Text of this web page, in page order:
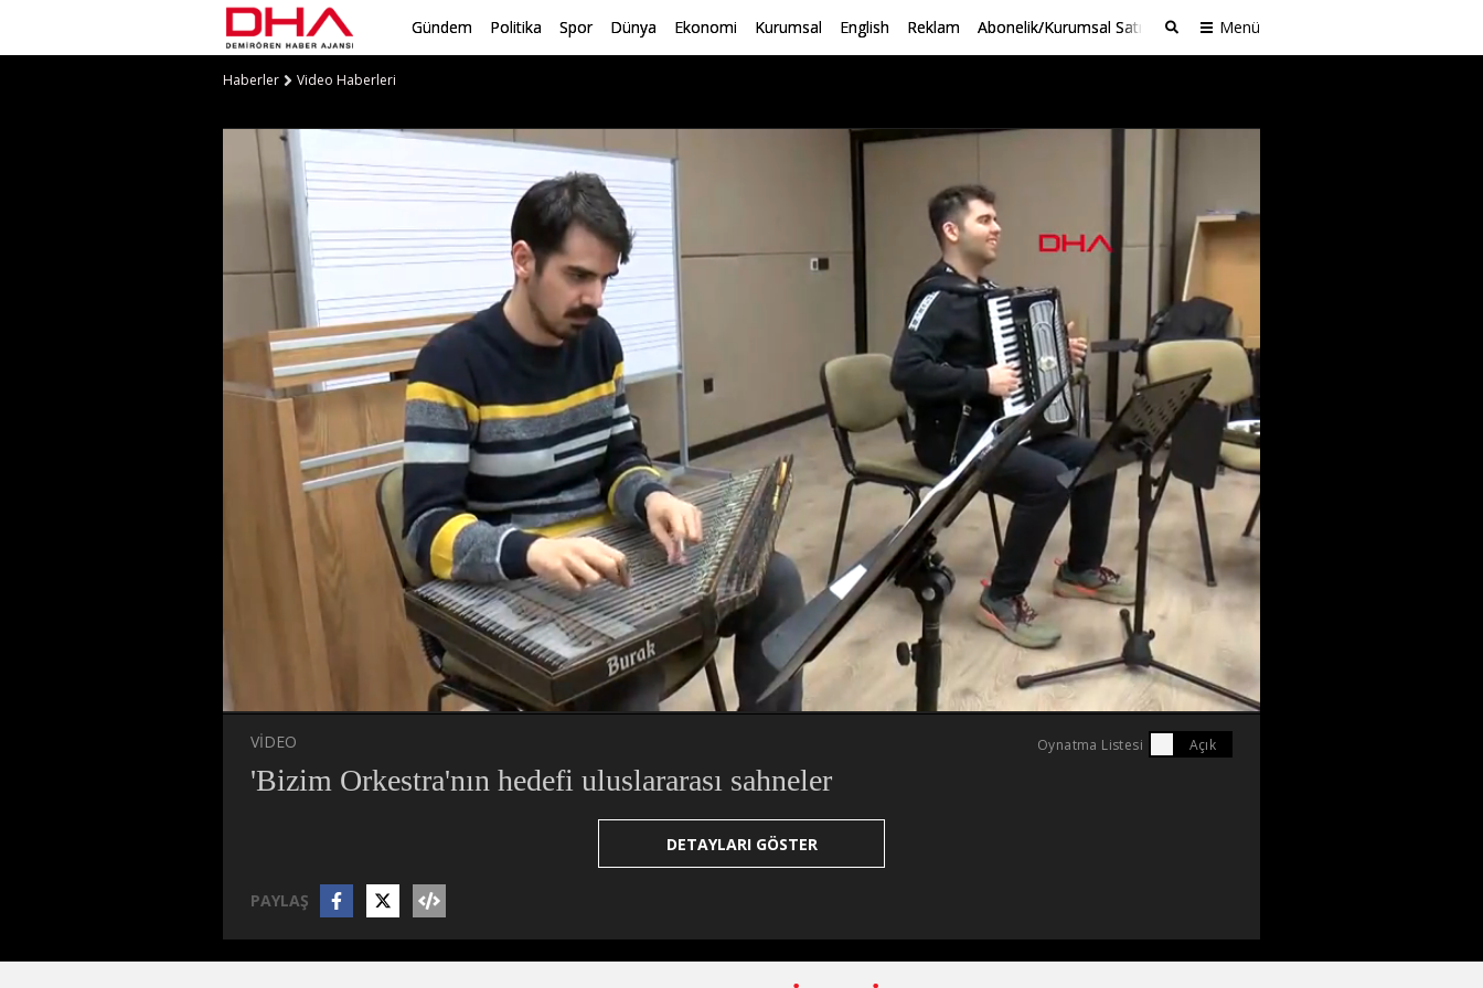
Gündem Politika Spor Dünya Ekonomi Kurumsal English Reklam Abonelik/Kurumsal Satış Menü
Haberler Video Haberleri
Yüklendi:
0%
Yükleniyor:
0%
Oynatma Listesi
VİDEO
'Bizim Orkestra'nın hedefi uluslararası sahneler
DETAYLARI GÖSTER
PAYLAŞ